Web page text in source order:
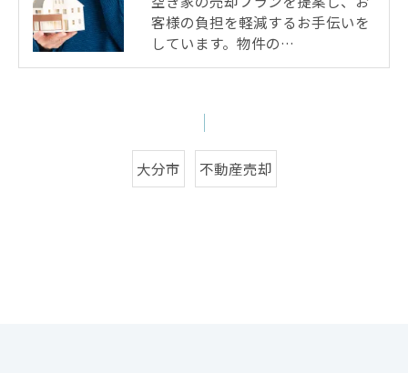
客様の負担を軽減するお手伝いを
しています。物件の…
大分市 不動産売却